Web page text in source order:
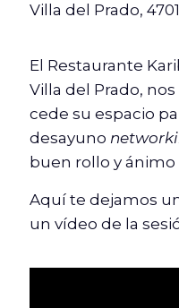
Villa del Prado,
El Restaurante
Villa del Prado,
cede su espacio
desayuno
buen rollo y ánimo
Aquí te dejamos
un vídeo de la